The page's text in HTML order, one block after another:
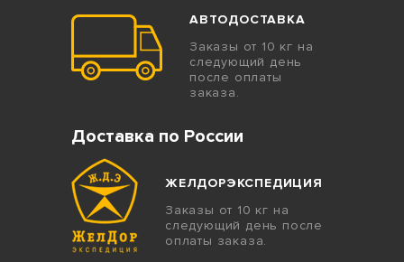
АВТОДОСТАВКА
Заказы от 10 кг на
следующий день
после оплаты
заказа.
Доставка по России
ЖЕЛДОРЭКСПЕДИЦИЯ
Заказы от 10 кг на
следующий день после
оплаты заказа.